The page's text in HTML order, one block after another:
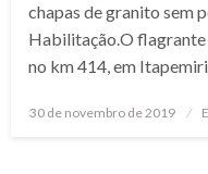
chapas de granito sem
Habilitação.O
no km 414, em
Posted
30 de novembro de 2019